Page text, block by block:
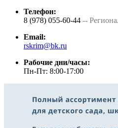
Телефон:
8 (978) 055-60-44 --
Email:
rskrim@bk.ru
Рабочие дни/часы:
Пн-Пт: 8:00-17:00